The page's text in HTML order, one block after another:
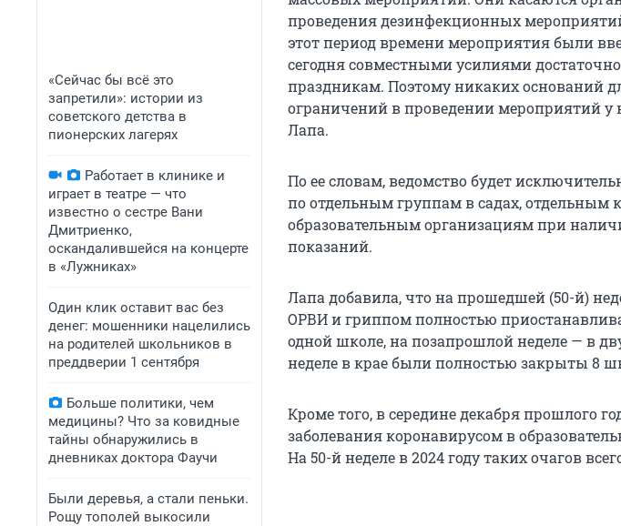
«Сейчас бы всё это
запретили»: истории из
советского детства в
пионерских лагерях
Работает в клинике и
играет в театре — что
известно о сестре Вани
Дмитриенко,
оскандалившейся на концерте
в «Лужниках»
Один клик оставит вас без
денег: мошенники нацелились
на родителей школьников в
преддверии 1 сентября
Больше политики, чем
медицины? Что за ковидные
тайны обнаружились в
дневниках доктора Фаучи
Были деревья, а стали пеньки.
Рощу тополей выкосили
проведения дезинфекционных
этот период времени мероприятия были
сегодня совместными усилиями
праздникам. Поэтому никаких оснований
ограничений в проведении мероприятий у
Лапа.
По ее словам, ведомство будет
по отдельным группам в садах, отдельным
образовательным организациям при
показаний.
Лапа добавила, что на прошедшей (50-й)
ОРВИ и гриппом полностью
одной школе, на позапрошлой неделе — в
неделе в крае были полностью закрыты 8
Кроме того, в середине декабря прошлого
заболевания коронавирусом в
На 50-й неделе в 2024 году таких очагов